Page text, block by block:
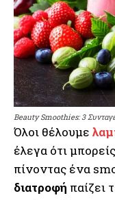
Beauty Smoothies: 3
Όλοι θέλουμε
έλεγα ότι
πίνοντας ένα
διατροφή παίζει